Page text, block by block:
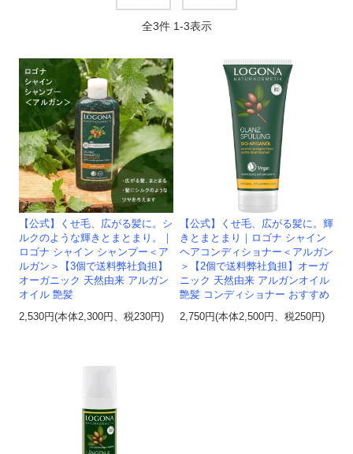
全3件 1-3表示
【公式】くせ毛、広がる髪に。シ
ルクのような輝きとまとまり。｜
ロゴナ シャイン シャンプー＜ア
ルガン＞【3個で送料弊社負担】
オーガニック 天然由来 アルガン
オイル 艶髪
2,530円(本体2,300円、税230円)
【公式】くせ毛、広がる髪に。輝
きとまとまり｜ロゴナ シャイン
ヘアコンディショナー＜アルガン
＞【2個で送料弊社負担】オーガ
ニック 天然由来 アルガンオイル
艶髪 コンディショナー おすすめ
2,750円(本体2,500円、税250円)